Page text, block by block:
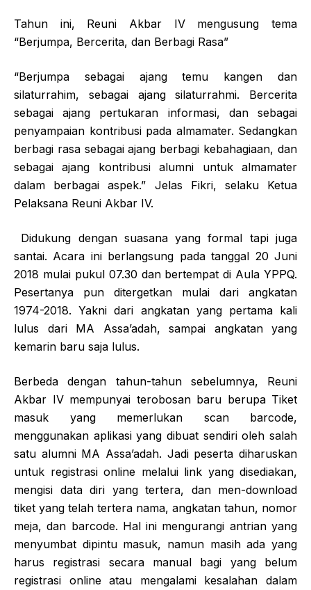
Tahun ini, Reuni Akbar IV mengusung tema
“Berjumpa, Bercerita, dan Berbagi Rasa”
“Berjumpa sebagai ajang temu kangen dan
silaturrahim, sebagai ajang silaturrahmi. Bercerita
sebagai ajang pertukaran informasi, dan sebagai
penyampaian kontribusi pada almamater. Sedangkan
berbagi rasa sebagai ajang berbagi kebahagiaan, dan
sebagai ajang kontribusi alumni untuk almamater
dalam berbagai aspek.” Jelas Fikri, selaku Ketua
Pelaksana Reuni Akbar IV.
Didukung dengan suasana yang formal tapi juga
santai. Acara ini berlangsung pada tanggal 20 Juni
2018 mulai pukul 07.30 dan bertempat di Aula YPPQ.
Pesertanya pun ditergetkan mulai dari angkatan
1974-2018. Yakni dari angkatan yang pertama kali
lulus dari MA Assa’adah, sampai angkatan yang
kemarin baru saja lulus.
Berbeda dengan tahun-tahun sebelumnya, Reuni
Akbar IV mempunyai terobosan baru berupa Tiket
masuk yang memerlukan scan barcode,
menggunakan aplikasi yang dibuat sendiri oleh salah
satu alumni MA Assa’adah. Jadi peserta diharuskan
untuk registrasi online melalui link yang disediakan,
mengisi data diri yang tertera, dan men-download
tiket yang telah tertera nama, angkatan tahun, nomor
meja, dan barcode. Hal ini mengurangi antrian yang
menyumbat dipintu masuk, namun masih ada yang
harus registrasi secara manual bagi yang belum
registrasi online atau mengalami kesalahan dalam